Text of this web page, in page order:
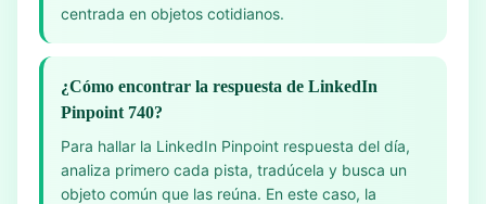
centrada en objetos cotidianos.
¿Cómo encontrar la respuesta de LinkedIn
Pinpoint 740?
Para hallar la LinkedIn Pinpoint respuesta del día,
analiza primero cada pista, tradúcela y busca un
objeto común que las reúna. En este caso, la